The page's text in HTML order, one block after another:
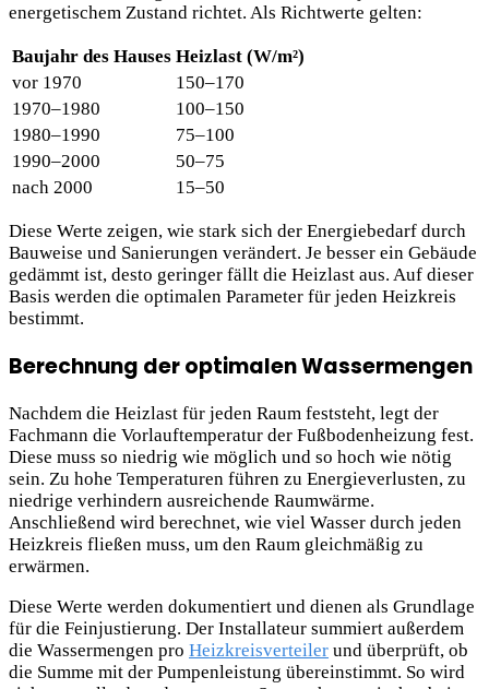
energetischem Zustand richtet. Als Richtwerte gelten:
Baujahr des Hauses Heizlast (W/m²)
vor 1970
150–170
1970–1980
100–150
1980–1990
75–100
1990–2000
50–75
nach 2000
15–50
Diese Werte zeigen, wie stark sich der Energiebedarf durch
Bauweise und Sanierungen verändert. Je besser ein Gebäude
gedämmt ist, desto geringer fällt die Heizlast aus. Auf dieser
Basis werden die optimalen Parameter für jeden Heizkreis
bestimmt.
Berechnung der optimalen Wassermengen
Nachdem die Heizlast für jeden Raum feststeht, legt der
Fachmann die Vorlauftemperatur der Fußbodenheizung fest.
Diese muss so niedrig wie möglich und so hoch wie nötig
sein. Zu hohe Temperaturen führen zu Energieverlusten, zu
niedrige verhindern ausreichende Raumwärme.
Anschließend wird berechnet, wie viel Wasser durch jeden
Heizkreis fließen muss, um den Raum gleichmäßig zu
erwärmen.
Diese Werte werden dokumentiert und dienen als Grundlage
für die Feinjustierung. Der Installateur summiert außerdem
die Wassermengen pro Heizkreisverteiler und überprüft, ob
die Summe mit der Pumpenleistung übereinstimmt. So wird